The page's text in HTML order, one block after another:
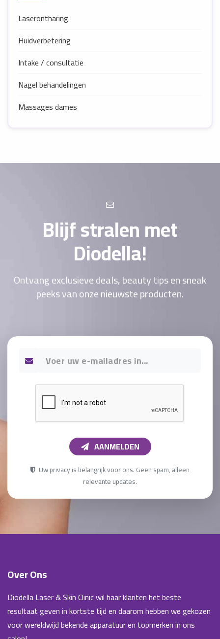
Laserontharing
Huidverbetering
Intake / consultatie
Nagel behandelingen
Massages dames
Blijf stralen met
Diodella!
Ontvang exclusieve deals, beauty tips en sneak
peeks van onze nieuwste producten.
AANMELDEN
Uw privacy is belangrijk voor ons. Geen spam, alleen
relevante updates.
Over Ons
Diodella Laser & Skin Clinic wil haar klanten het beste
resultaat geven in kortste tijd en daarom hebben we gekozen
voor wereldwijd bekende apparatuur en topmerken in ons